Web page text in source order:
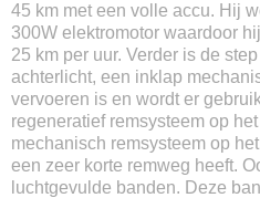
Kleur
Antraciet
Max. snelheid
25km/u
Max. actieradius
45km
Max. klimhoek
20%
45 km met een volle accu. Hij
300W elektromotor waardoor
25 km per uur. Verder is de
achterlicht, een inklap
vervoeren is en wordt er
regeneratief remsysteem op
mechanisch remsysteem op
een zeer korte remweg heeft.
luchtgevulde banden. Deze